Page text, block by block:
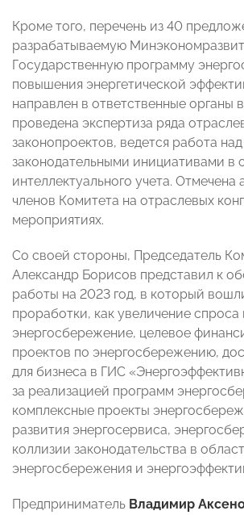
Кроме того, перечень из 40
разрабатываемую
Государственную программу
повышения энергетической
направлен в ответственные органы
проведена экспертиза ряда
законопроектов, ведется работа над
законодательными инициативами в
интеллектуального учета. Отмечена
членов Комитета на отраслевых
мероприятиях.
Со своей стороны, Председатель
Александр Борисов представил к
работы на 2023 год, в который
проработки, как увеличение спроса
энергосбережение, целевое
проектов по энергосбережению,
для бизнеса в ГИС
за реализацией программ
комплексные проекты
развития энергосервиса,
коллизии законодательства в
энергосбережения и
Предприниматель Владимир